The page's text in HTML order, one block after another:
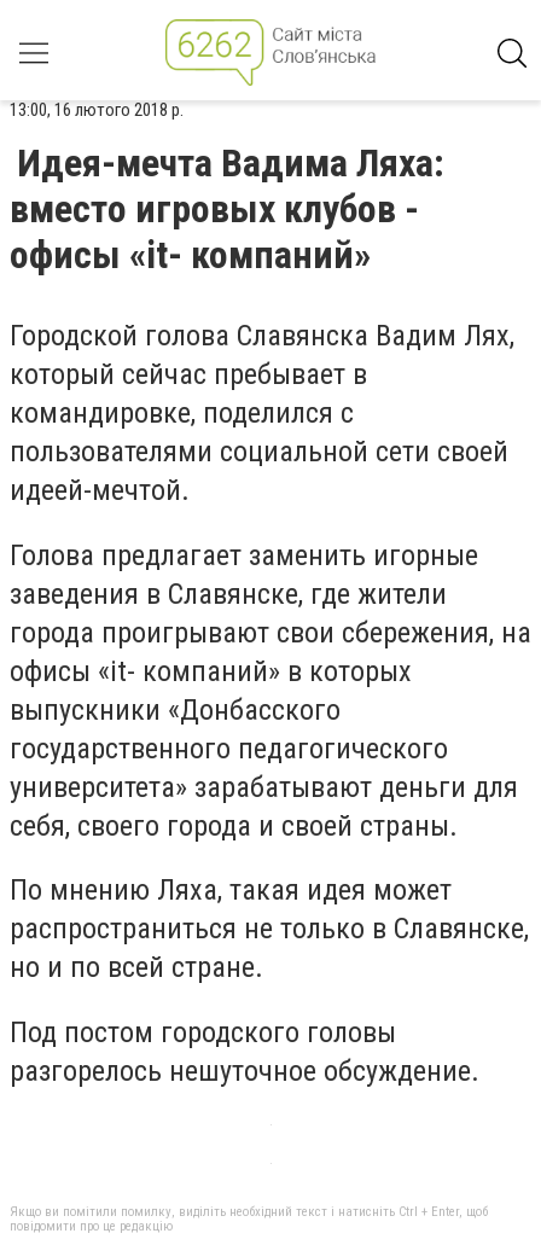
13:00, 16 лютого 2018 р.
Идея-мечта Вадима Ляха:
вместо игровых клубов -
офисы «it- компаний»
Городской голова Славянска Вадим Лях,
который сейчас пребывает в
командировке, поделился с
пользователями социальной сети своей
идеей-мечтой.
Голова предлагает заменить игорные
заведения в Славянске, где жители
города проигрывают свои сбережения, на
офисы «it- компаний» в которых
выпускники «Донбасского
государственного педагогического
университета» зарабатывают деньги для
себя, своего города и своей страны.
По мнению Ляха, такая идея может
распространиться не только в Славянске,
но и по всей стране.
Под постом городского головы
разгорелось нешуточное обсуждение.
Якщо ви помітили помилку, виділіть необхідний текст і натисніть Ctrl + Enter, щоб
повідомити про це редакцію